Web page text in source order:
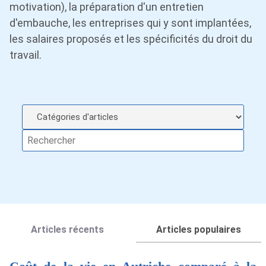
motivation), la préparation d'un entretien
d'embauche, les entreprises qui y sont implantées,
les salaires proposés et les spécificités du droit du
travail.
Articles récents Articles populaires